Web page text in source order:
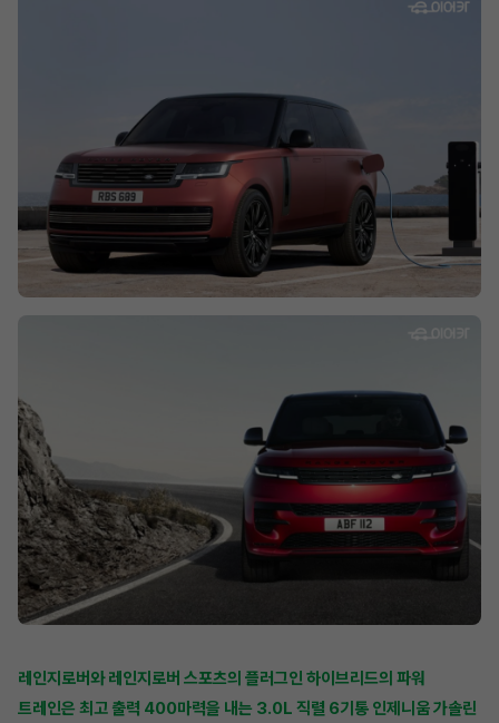
레인지로버와 레인지로버 스포츠의 플러그인 하이브리드의 파워
트레인은 최고 출력 400마력을 내는 3.0L 직렬 6기통 인제니움 가솔린